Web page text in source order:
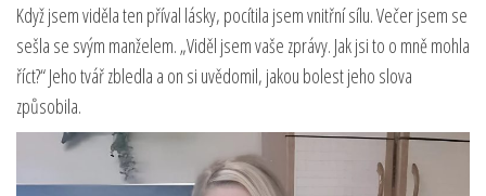
Když jsem viděla ten příval lásky, pocítila jsem vnitřní sílu. Večer jsem se
sešla se svým manželem. „Viděl jsem vaše zprávy. Jak jsi to o mně mohla
říct?“ Jeho tvář zbledla a on si uvědomil, jakou bolest jeho slova
způsobila.